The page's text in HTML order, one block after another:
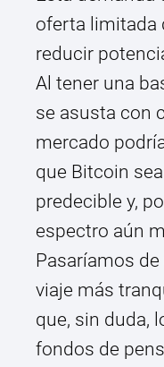
oferta limitada
reducir
Al tener una
se asusta con
mercado
que Bitcoin
predecible y,
espectro aún
Pasaríamos
viaje más
que, sin duda,
fondos de